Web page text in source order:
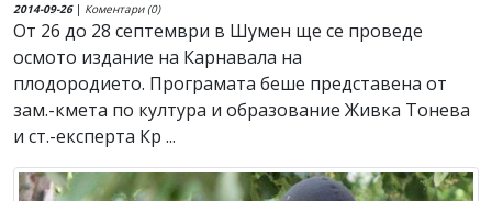
2014-09-26| Коментари (0)
От 26 до 28 септември в Шумен ще се проведе
осмото издание на Карнавала на
плодородието. Програмата беше представена от
зам.-кмета по култура и образование Живка Тонева
и ст.-експерта Кр ...